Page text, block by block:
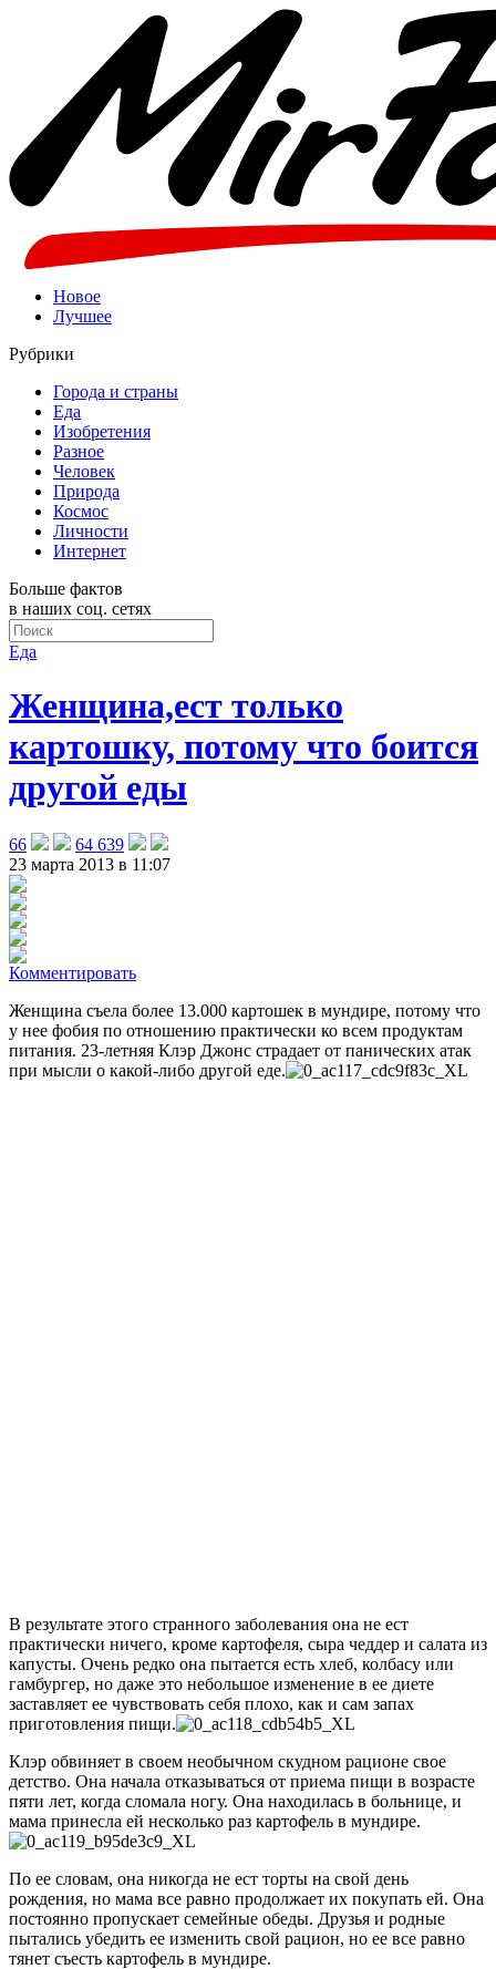
Новое
Лучшее
Рубрики
Города и страны
Еда
Изобретения
Разное
Человек
Природа
Космос
Личности
Интернет
Больше фактов
в наших соц. сетях
Еда
Женщина,ест только
картошку, потому что боится
другой еды
66
64 639
23 марта 2013 в 11:07
Комментировать
Женщина съела более 13.000 картошек в мундире, потому что
у нее фобия по отношению практически ко всем продуктам
питания. 23-летняя Клэр Джонс страдает от панических атак
при мысли о какой-либо другой еде.
В результате этого странного заболевания она не ест
практически ничего, кроме картофеля, сыра чеддер и салата из
капусты. Очень редко она пытается есть хлеб, колбасу или
гамбургер, но даже это небольшое изменение в ее диете
заставляет ее чувствовать себя плохо, как и сам запах
приготовления пищи.
Клэр обвиняет в своем необычном скудном рационе свое
детство. Она начала отказываться от приема пищи в возрасте
пяти лет, когда сломала ногу. Она находилась в больнице, и
мама принесла ей несколько раз картофель в мундире.
По ее словам, она никогда не ест торты на свой день
рождения, но мама все равно продолжает их покупать ей. Она
постоянно пропускает семейные обеды. Друзья и родные
пытались убедить ее изменить свой рацион, но ее все равно
тянет съесть картофель в мундире.